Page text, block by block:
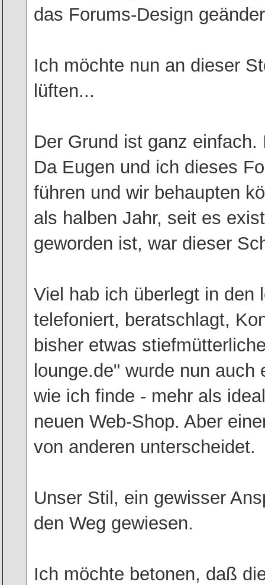
das Forums-Design
Ich möchte nun an dieser
lüften...
Der Grund ist ganz
Da Eugen und ich dieses
führen und wir behaupten
als halben Jahr, seit es
geworden ist, war dieser
Viel hab ich überlegt in den
telefoniert, beratschlagt,
bisher etwas
lounge.de" wurde nun
wie ich finde - mehr als
neuen Web-Shop. Aber
von anderen unterscheidet.
Unser Stil, ein gewisser
den Weg gewiesen.
Ich möchte betonen, daß